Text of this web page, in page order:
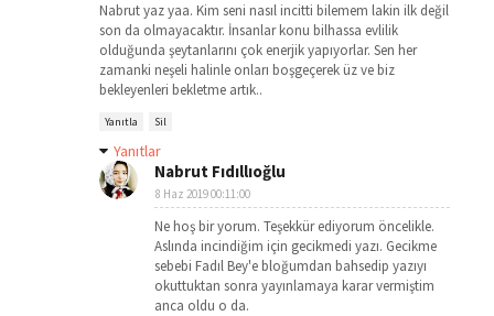
Nabrut yaz yaa. Kim seni nasıl incitti bilemem lakin ilk değil
son da olmayacaktır. İnsanlar konu bilhassa evlilik
olduğunda şeytanlarını çok enerjik yapıyorlar. Sen her
zamanki neşeli halinle onları boşgeçerek üz ve biz
bekleyenleri bekletme artık..
Yanıtla Sil
Yanıtlar
Nabrut Fıdıllıoğlu
8 Haz 2019 00:11:00
Ne hoş bir yorum. Teşekkür ediyorum öncelikle.
Aslında incindiğim için gecikmedi yazı. Gecikme
sebebi Fadıl Bey'e bloğumdan bahsedip yazıyı
okuttuktan sonra yayınlamaya karar vermiştim
anca oldu o da.